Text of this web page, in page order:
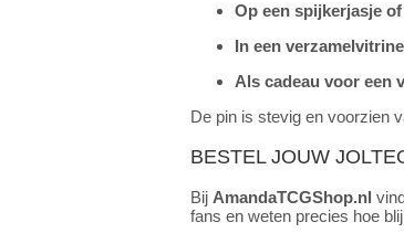
Op een spijkerjasje
In een
Als cadeau voor een
De pin is stevig en voorzien
BESTEL JOUW
Bij AmandaTCGShop.nl
fans en weten precies hoe